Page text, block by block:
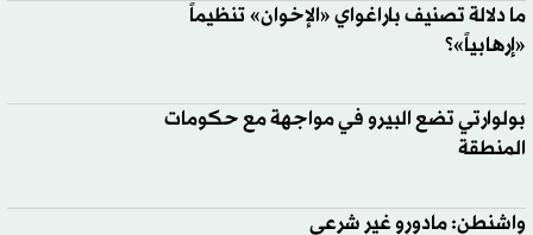
ما دلالة تصنيف باراغواي «الإخوان» تنظيماً
«إرهابياً»؟
بولوارتي تضع البيرو في مواجهة مع حكومات
المنطقة
واشنطن: مادورو غير شرعي